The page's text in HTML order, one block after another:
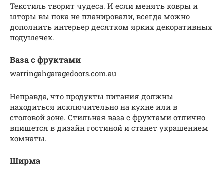
Текстиль творит чудеса. И если менять ковры и
шторы вы пока не планировали, всегда можно
дополнить интерьер десятком ярких декоративных
подушечек.
Ваза с фруктами
warringahgaragedoors.com.au
Неправда, что продукты питания должны
находиться исключительно на кухне или в
столовой зоне. Стильная ваза с фруктами отлично
впишется в дизайн гостиной и станет украшением
комнаты.
Ширма